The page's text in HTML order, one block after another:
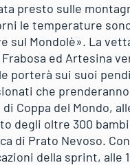
presto sulle
le temperature
Mondolè». La
ed Artesina
porterà sui suoi
che
Coppa del Mondo,
degli oltre 300
di Prato Nevoso.
della sprint, alle